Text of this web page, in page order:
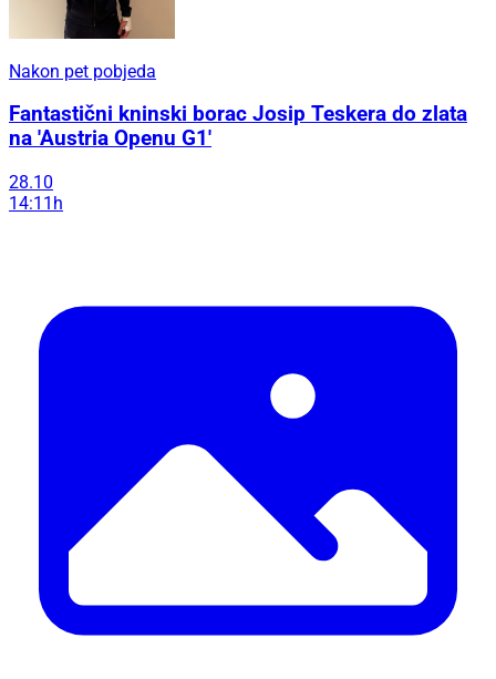
Nakon pet pobjeda
Fantastični kninski borac Josip Teskera do zlata
na 'Austria Openu G1'
28.10
14:11h